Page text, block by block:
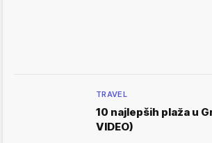
TRAVEL
10 najlepših plaža u
VIDEO)